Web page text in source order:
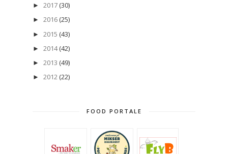
► 2017 (30)
► 2016 (25)
► 2015 (43)
► 2014 (42)
► 2013 (49)
► 2012 (22)
FOOD PORTALE